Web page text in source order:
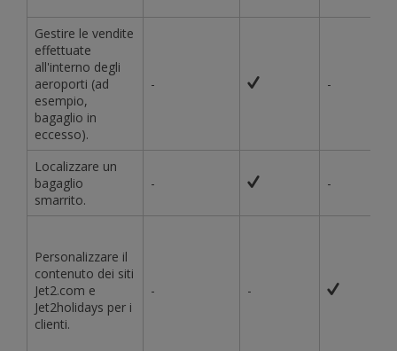
Gestire le vendite
effettuate
all'interno degli
aeroporti (ad
esempio,
bagaglio in
eccesso).
- -
Localizzare un
bagaglio
smarrito.
- -
Personalizzare il
contenuto dei siti
Jet2.com e
Jet2holidays per i
clienti.
- -